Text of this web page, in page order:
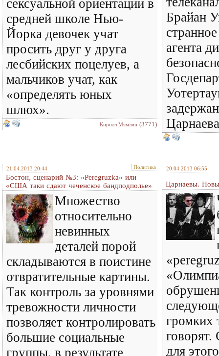
сексуальной ориентации в
средней школе Нью-
Йорка девочек учат
просить друг у друга
лесбийских поцелуев, а
мальчиков учат, как
«определять юных
шлюх».
Кирилл Мямлин (3771)
Брайан
агента
21.04.2013 20:44 Политика
Бостон, сценарий №3: «Peregruzka» или
«США таки сдают чеченское бандподполье»
Множество
относительно
невинных
деталей порой
складываются в поистине
отвратительные картины.
Так контроль за уровнями
тревожности личности
позволяет контролировать
большие социальные
группы, в результате
20.04.2013 06:55
Царнаевы.
громких
говорят.
для